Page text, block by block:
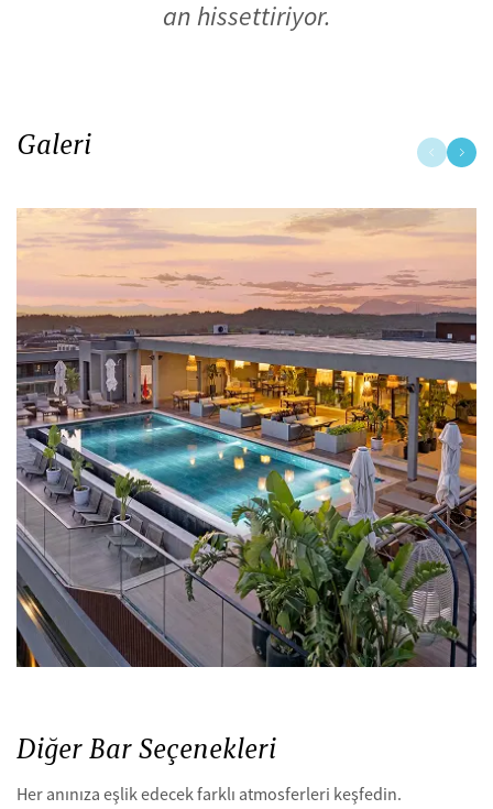
an hissettiriyor.
Galeri
Diğer Bar Seçenekleri
Her anınıza eşlik edecek farklı atmosferleri keşfedin.